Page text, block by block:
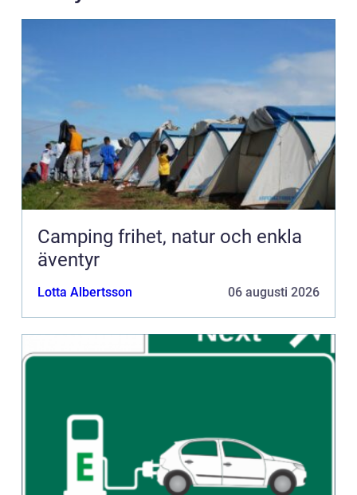
Camping frihet, natur och enkla
äventyr
Lotta Albertsson 06 augusti 2026